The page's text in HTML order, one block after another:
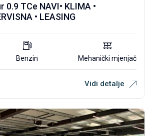
0.9 TCe NAVI• KLIMA •
• LEASING
Benzin Mehanički mjenjač
Vidi detalje